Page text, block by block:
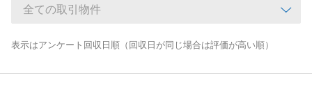
表示はアンケート回収日順（回収日が同じ場合は評価が高い順）